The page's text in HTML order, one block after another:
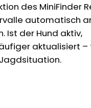
des MiniFinder
automatisch
Ist der Hund aktiv,
aktualisiert –